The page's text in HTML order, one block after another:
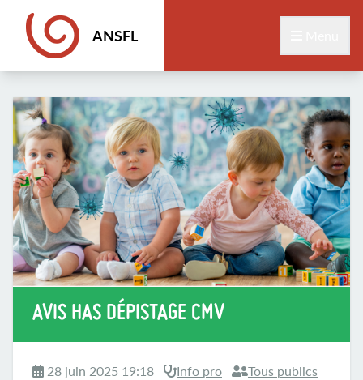
ANSFL
AVIS HAS DÉPISTAGE CMV
28 juin 2025 19:18 Info pro
Tous publics